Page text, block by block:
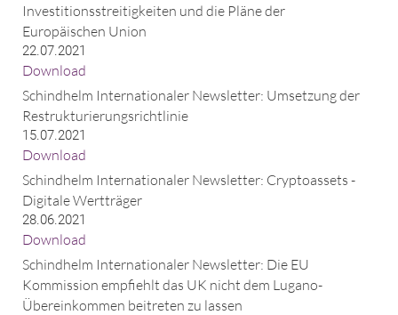
Investitionsstreitigkeiten und die Pläne der
Europäischen Union
22.07.2021
Download
Schindhelm Internationaler Newsletter: Umsetzung der
Restrukturierungsrichtlinie
15.07.2021
Download
Schindhelm Internationaler Newsletter: Cryptoassets -
Digitale Wertträger
28.06.2021
Download
Schindhelm Internationaler Newsletter: Die EU
Kommission empfiehlt das UK nicht dem Lugano-
Übereinkommen beitreten zu lassen